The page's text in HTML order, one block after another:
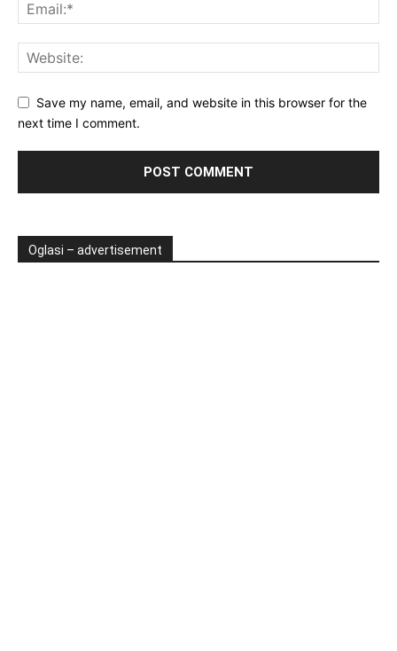
Save my name, email, and website in this browser for the
next time I comment.
Oglasi – advertisement